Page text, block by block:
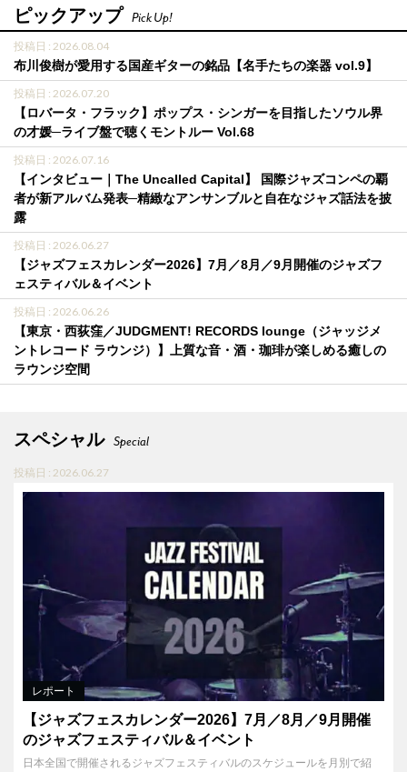
ピックアップ Pick Up!
投稿日 : 2026.08.04
布川俊樹が愛用する国産ギターの銘品【名手たちの楽器 vol.9】
投稿日 : 2026.07.20
【ロバータ・フラック】ポップス・シンガーを目指したソウル界
の才媛─ライブ盤で聴くモントルー Vol.68
投稿日 : 2026.07.16
【インタビュー｜The Uncalled Capital】 国際ジャズコンペの覇
者が新アルバム発表─精緻なアンサンブルと自在なジャズ話法を披
露
投稿日 : 2026.06.27
【ジャズフェスカレンダー2026】7月／8月／9月開催のジャズフ
ェスティバル＆イベント
投稿日 : 2026.06.26
【東京・西荻窪／JUDGMENT! RECORDS lounge（ジャッジメ
ントレコード ラウンジ）】上質な音・酒・珈琲が楽しめる癒しの
ラウンジ空間
スペシャル Special
投稿日 : 2026.06.27
レポート
【ジャズフェスカレンダー2026】7月／8月／9月開催
のジャズフェスティバル＆イベント
日本全国で開催されるジャズフェスティバルのスケジュールを月別で紹